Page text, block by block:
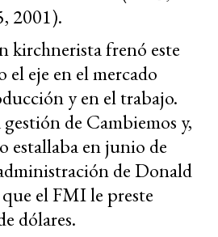
2001).
kirchnerista frenó este
eje en el mercado
y en el trabajo.
de Cambiemos y,
estallaba en junio de
de Donald
el FMI le preste
dólares.